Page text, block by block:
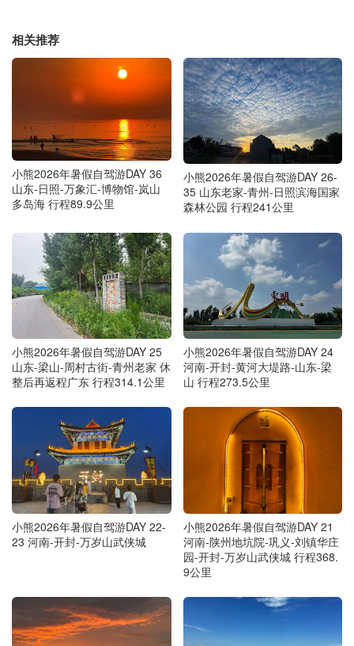
相关推荐
小熊2026年暑假自驾游DAY 36
山东-日照-万象汇-博物馆-岚山
多岛海 行程89.9公里
小熊2026年暑假自驾游DAY 26-
35 山东老家-青州-日照滨海国家
森林公园 行程241公里
小熊2026年暑假自驾游DAY 25
山东-梁山-周村古街-青州老家 休
整后再返程广东 行程314.1公里
小熊2026年暑假自驾游DAY 24
河南-开封-黄河大堤路-山东-梁
山 行程273.5公里
小熊2026年暑假自驾游DAY 22-
23 河南-开封-万岁山武侠城
小熊2026年暑假自驾游DAY 21
河南-陕州地坑院-巩义-刘镇华庄
园-开封-万岁山武侠城 行程368.
9公里